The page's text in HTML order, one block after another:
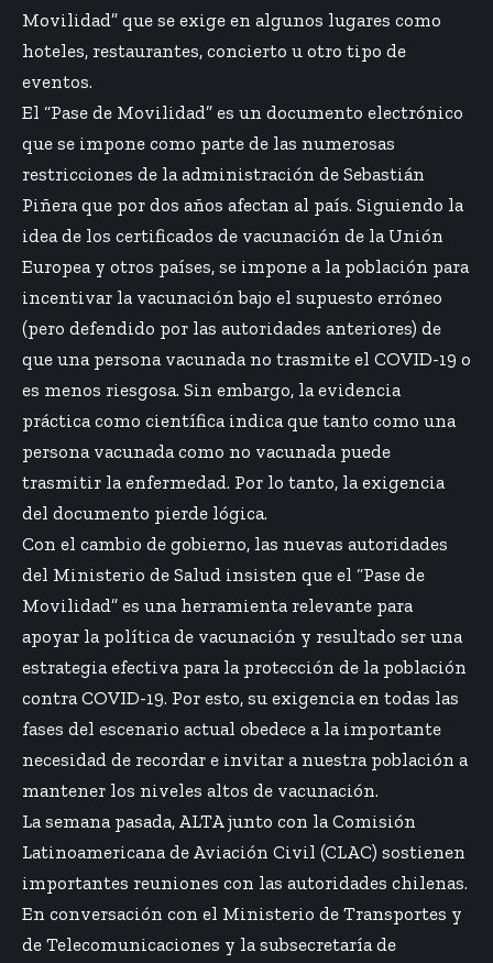
Movilidad” que se exige en algunos lugares como
hoteles, restaurantes, concierto u otro tipo de
eventos.
El “Pase de Movilidad” es un documento electrónico
que se impone como parte de las numerosas
restricciones de la administración de Sebastián
Piñera que por dos años afectan al país. Siguiendo la
idea de los certificados de vacunación de la Unión
Europea y otros países, se impone a la población para
incentivar la vacunación bajo el supuesto erróneo
(pero defendido por las autoridades anteriores) de
que una persona vacunada no trasmite el COVID-19 o
es menos riesgosa. Sin embargo, la evidencia
práctica como científica indica que tanto como una
persona vacunada como no vacunada puede
trasmitir la enfermedad. Por lo tanto, la exigencia
del documento pierde lógica.
Con el cambio de gobierno, las nuevas autoridades
del Ministerio de Salud insisten que el “Pase de
Movilidad” es una herramienta relevante para
apoyar la política de vacunación y resultado ser una
estrategia efectiva para la protección de la población
contra COVID-19. Por esto, su exigencia en todas las
fases del escenario actual obedece a la importante
necesidad de recordar e invitar a nuestra población a
mantener los niveles altos de vacunación.
La semana pasada, ALTA junto con la Comisión
Latinoamericana de Aviación Civil (CLAC) sostienen
importantes reuniones con las autoridades chilenas.
En conversación con el Ministerio de Transportes y
de Telecomunicaciones y la subsecretaría de